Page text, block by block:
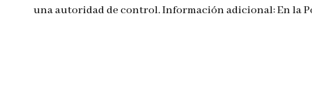
una autoridad de control. Información adicional: En la